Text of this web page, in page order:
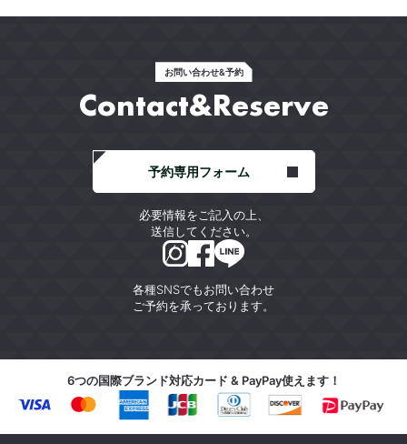
お問い合わせ&予約
Contact&Reserve
各種SNSでもお問い合わせ
ご予約を承っております。
予約専用フォーム
必要情報をご記入の上、
送信してください。
6つの国際ブランド対応カード & PayPay使えます！